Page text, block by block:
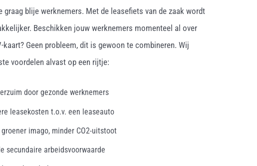
graag blije werknemers. Met de leasefiets van de zaak wordt
Beschikken jouw werknemers momenteel al over
kaart? Geen probleem, dit is gewoon te combineren. Wij
voordelen alvast op een rijtje:
door gezonde werknemers
leasekosten t.o.v. een leaseauto
imago, minder CO2-uitstoot
secundaire arbeidsvoorwaarde